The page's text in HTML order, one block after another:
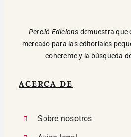
Perelló Edicions demuestra que
mercado para las editoriales
coherente y la búsqueda
ACERCA DE
Sobre nosotros